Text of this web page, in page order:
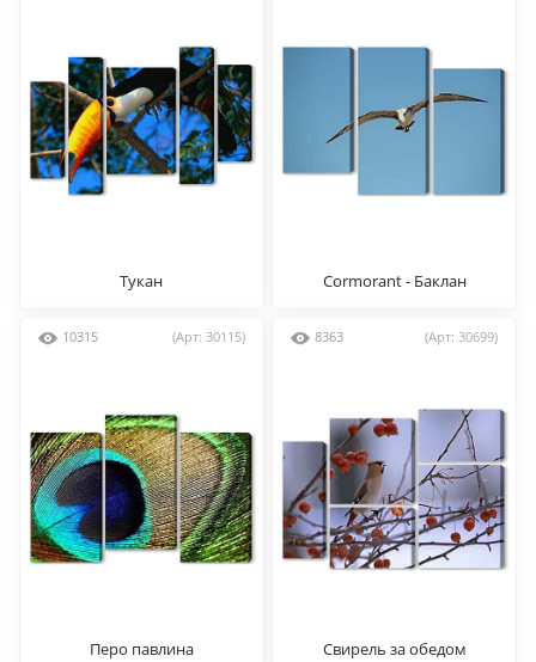
Тукан Сormorant - Баклан
10315 (Арт: 30115)
Перо павлина
8363 (Арт: 30699)
Свирель за обедом